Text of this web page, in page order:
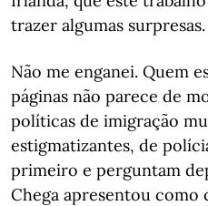
trazer algumas surpresas.
Não me enganei. Quem
páginas não parece de
políticas de imigração
estigmatizantes, de
primeiro e perguntam
Chega apresentou como